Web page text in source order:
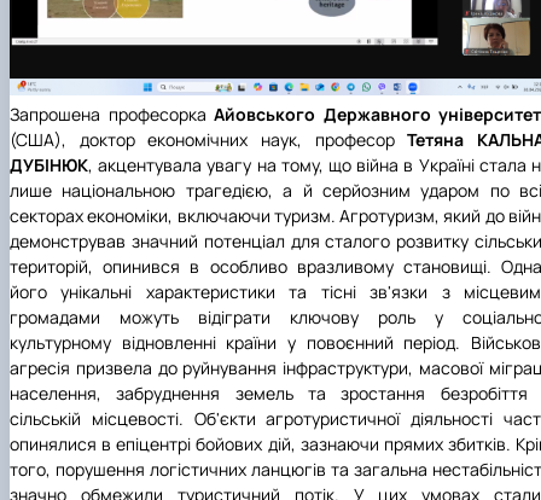
Запрошена професорка Айовського Державного
(США), доктор економічних наук, професорТетяна
ДУБІНЮК, акцентувала увагу на тому, що війна в Україні стала
лише національною трагедією, а й серйозним ударом по
секторах економіки, включаючи туризм. Агротуризм, який до
демонстрував значний потенціал для сталого розвитку
територій, опинився в особливо вразливому становищі.
його унікальні характеристики та тісні зв'язки з
громадами можуть відіграти ключову роль у
культурному відновленні країни у повоєнний період.
агресія призвела до руйнування інфраструктури, масової
населення, забруднення земель та зростання безробіття
сільській місцевості. Об'єкти агротуристичної діяльності
опинялися в епіцентрі бойових дій, зазнаючи прямих збитків.
того, порушення логістичних ланцюгів та загальна
значно обмежили туристичний потік. У цих умовах